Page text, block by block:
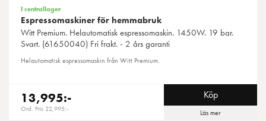
I centrallager
Espressomaskiner för hemmabruk
WittPremium. Helautomatisk espressomaskin. 1450W. 19 bar.
Svart. (61650040) Fri frakt. - 2 års garanti
Helautomatisk espressomaskin från Witt Premium.
13,995:-
Ord. Pris 22,995:-
Köp
Läs mer